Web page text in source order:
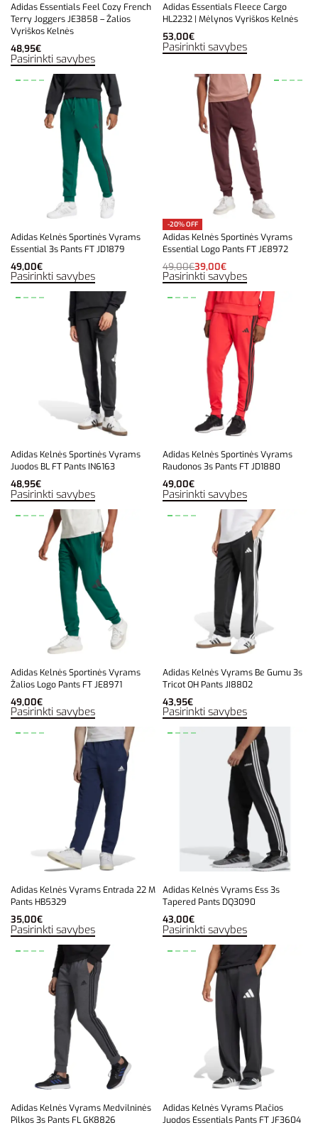
Adidas Essentials Feel Cozy French
Terry Joggers JE3858 – Žalios
Vyriškos Kelnės
48,95€
Pasirinkti savybes
Adidas Essentials Fleece Cargo
HL2232 | Mėlynos Vyriškos Kelnės
53,00€
Pasirinkti savybes
Adidas Kelnės Sportinės Vyrams
Essential 3s Pants FT JD1879
49,00€
Pasirinkti savybes
-20% OFF
Adidas Kelnės Sportinės Vyrams
Essential Logo Pants FT JE8972
49,00€39,00€
Pasirinkti savybes
Adidas Kelnės Sportinės Vyrams
Juodos BL FT Pants IN6163
48,95€
Pasirinkti savybes
Adidas Kelnės Sportinės Vyrams
Raudonos 3s Pants FT JD1880
49,00€
Pasirinkti savybes
Adidas Kelnės Sportinės Vyrams
Žalios Logo Pants FT JE8971
49,00€
Pasirinkti savybes
Adidas Kelnės Vyrams Be Gumu 3s
Tricot OH Pants JI8802
43,95€
Pasirinkti savybes
Adidas Kelnės Vyrams Entrada 22 M
Pants HB5329
35,00€
Pasirinkti savybes
Adidas Kelnės Vyrams Ess 3s
Tapered Pants DQ3090
43,00€
Pasirinkti savybes
Adidas Kelnės Vyrams Medvilninės
Pilkos 3s Pants FL GK8826
Adidas Kelnės Vyrams Plačios
Juodos Essentials Pants FT JF3604